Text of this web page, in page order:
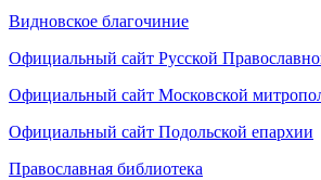
Видновское благочиние
Официальный сайт Русской
Официальный сайт Московской
Официальный сайт Подольской епархии
Православная библиотека